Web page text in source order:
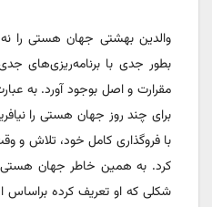
والدین بهشتی جهان هستی را نه
بطور جدی با برنامه‌ریزی‌های
مقرارت و اصل بوجود آورد. به
برای چند روز جهان هستی را
با فروگذاری کامل خود، تلاش و
کرد. به همین خاطر جهان هستی
شکلی که او تعریف کرده براساس